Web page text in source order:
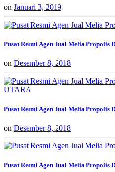
on Januari 3, 2019
Pusat Resmi Agen Jual Melia Propolis
on Desember 8, 2018
Pusat Resmi Agen Jual Melia Propolis
on Desember 8, 2018
Pusat Resmi Agen Jual Melia Propolis